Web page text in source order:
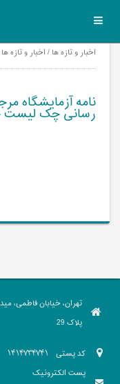
اخبار و تازه ها / اخبار و تازه ها
نامه آزمایشگاه
رسانی چک لیست
تهران، خیابان فاطمی،
پلاک 29
کد پستی
پست الکترونیک